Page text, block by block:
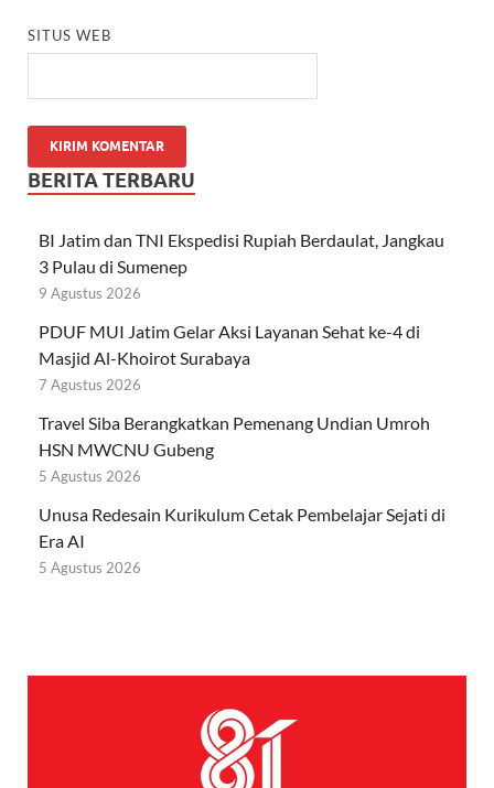
SITUS WEB
BERITA TERBARU
BI Jatim dan TNI Ekspedisi Rupiah Berdaulat, Jangkau
3 Pulau di Sumenep
9 Agustus 2026
PDUF MUI Jatim Gelar Aksi Layanan Sehat ke-4 di
Masjid Al-Khoirot Surabaya
7 Agustus 2026
Travel Siba Berangkatkan Pemenang Undian Umroh
HSN MWCNU Gubeng
5 Agustus 2026
Unusa Redesain Kurikulum Cetak Pembelajar Sejati di
Era AI
5 Agustus 2026